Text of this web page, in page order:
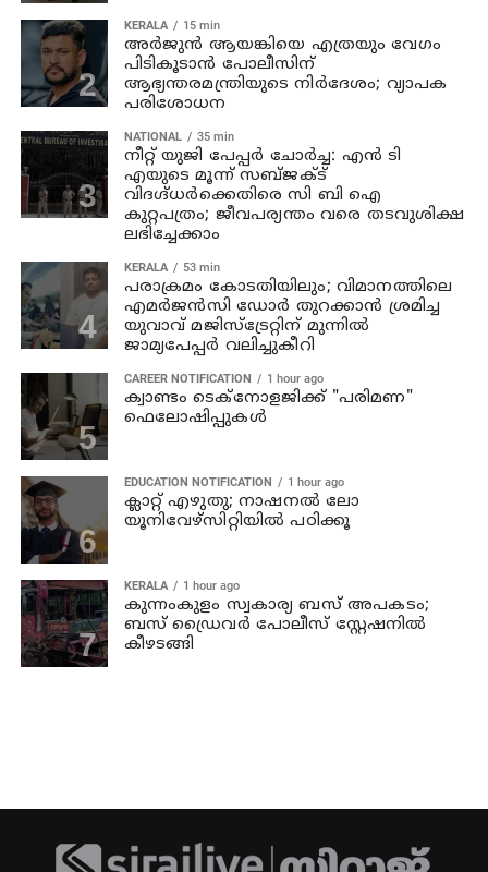
KERALA 15 min
അര്‍ജുന്‍ ആയങ്കിയെ എത്രയും വേഗം
പിടികൂടാന്‍ പോലീസിന്
ആഭ്യന്തരമന്ത്രിയുടെ നിര്‍ദേശം; വ്യാപക
പരിശോധന
NATIONAL 35 min
നീറ്റ് യുജി പേപ്പർ ചോർച്ച: എൻ ടി
എയുടെ മൂന്ന് സബ്ജക്ട്
വിദഗ്ദ്ധർക്കെതിരെ സി ബി ഐ
കുറ്റപത്രം; ജീവപര്യന്തം വരെ തടവുശിക്ഷ
ലഭിച്ചേക്കാം
KERALA 53 min
പരാക്രമം കോടതിയിലും; വിമാനത്തിലെ
എമര്‍ജന്‍സി ഡോര്‍ തുറക്കാന്‍ ശ്രമിച്ച
യുവാവ് മജിസ്ട്രേറ്റിന് മുന്നില്‍
ജാമ്യപേപ്പര്‍ വലിച്ചുകീറി
CAREER NOTIFICATION 1 hour ago
ക്വാണ്ടം ടെക്‌നോളജിക്ക് "പരിമണ"
ഫെലോഷിപ്പുകൾ
EDUCATION NOTIFICATION 1 hour ago
ക്ലാറ്റ് എഴുതു; നാഷനൽ ലോ
യൂനിവേഴ്‌സിറ്റിയിൽ പഠിക്കൂ
KERALA 1 hour ago
കുന്നംകുളം സ്വകാര്യ ബസ് അപകടം;
ബസ് ഡ്രൈവര്‍ പോലീസ് സ്റ്റേഷനില്‍
കീഴടങ്ങി